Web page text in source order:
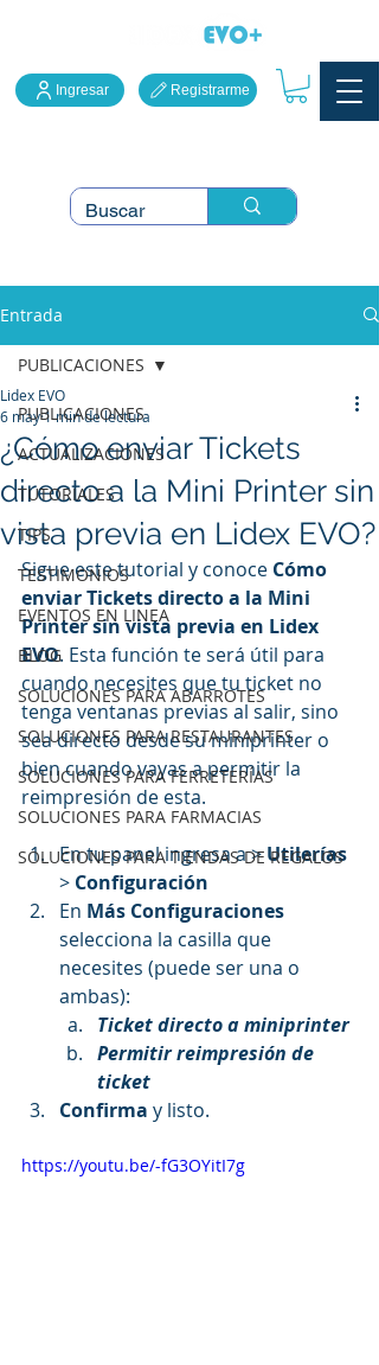
Ingresar Registrarme
Entrada
PUBLICACIONES
ACTUALIZACIONES
TUTORIALES
TIPS
TESTIMONIOS
EVENTOS EN LINEA
BLOG
SOLUCIONES PARA ABARROTES
SOLUCIONES PARA RESTAURANTES
SOLUCIONES PARA FERRETERÍAS
SOLUCIONES PARA FARMACIAS
SOLUCIONES PARA TIENDAS DE REGALOS
PUBLICACIONES
¿Cómo enviar Tickets
directo a la Mini Printer sin
vista previa en Lidex EVO?
Lidex EVO
6 may1 min de lectura
Sigue este tutorial y conoce Cómo
enviar Tickets directo a la Mini
Printer sin vista previa en Lidex
EVO. Esta función te será útil para
cuando necesites que tu ticket no
tenga ventanas previas al salir, sino
sea directo desde su miniprinter o
bien cuando vayas a permitir la
reimpresión de esta.
En tu panel ingresa a > Utilerías
> Configuración
En Más Configuraciones
selecciona la casilla que
necesites (puede ser una o
ambas):
Ticket directo a miniprinter
Permitir reimpresión de
ticket
Confirma y listo.
https://youtu.be/-fG3OYitI7g